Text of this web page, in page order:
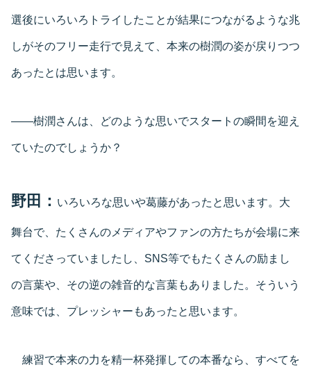
選後にいろいろトライしたことが結果につながるような兆
しがそのフリー走行で見えて、本来の樹潤の姿が戻りつつ
あったとは思います。
――樹潤さんは、どのような思いでスタートの瞬間を迎え
ていたのでしょうか？
野田： いろいろな思いや葛藤があったと思います。大
舞台で、たくさんのメディアやファンの方たちが会場に来
てくださっていましたし、SNS等でもたくさんの励まし
の言葉や、その逆の雑音的な言葉もありました。そういう
意味では、プレッシャーもあったと思います。
練習で本来の力を精一杯発揮しての本番なら、すべてを